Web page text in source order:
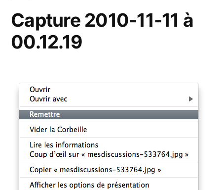
Capture 2010-11-11 à
00.12.19